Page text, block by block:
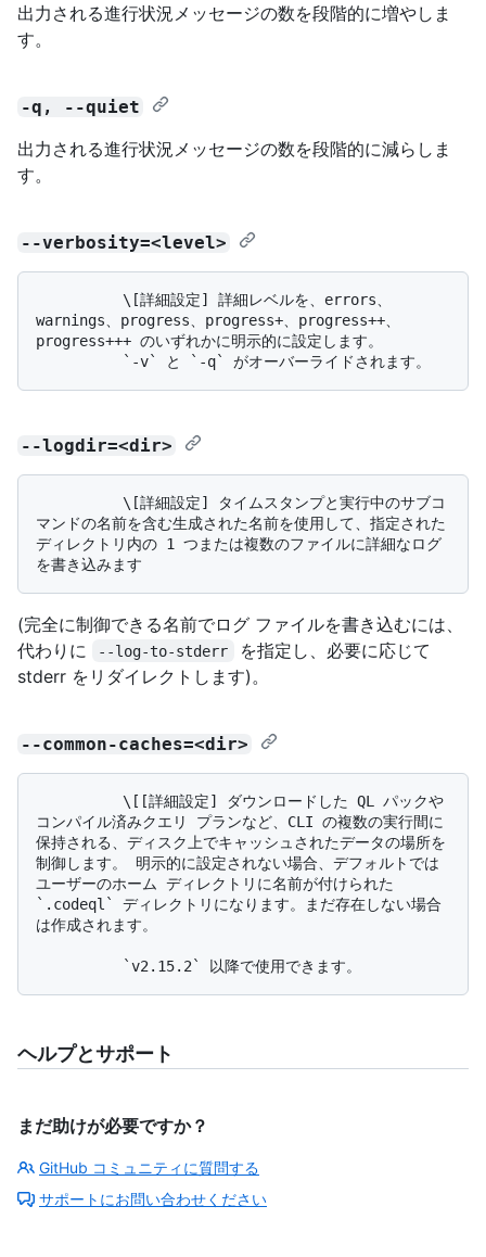
出力される進行状況メッセージの数を段階的に増やしま
す。
-q, --quiet
出力される進行状況メッセージの数を段階的に減らしま
す。
--verbosity=<level>
warnings、progress、progress+、progress++、
progress+++ のいずれかに明示的に設定します。
--logdir=<dir>
マンドの名前を含む生成された名前を使用して、指定された
ディレクトリ内の 1 つまたは複数のファイルに詳細なログ
(完全に制御できる名前でログ ファイルを書き込むには、
代わりに
--log-to-stderr
を指定し、必要に応じて
stderr をリダイレクトします)。
--common-caches=<dir>
コンパイル済みクエリ プランなど、CLI の複数の実行間に
保持される、ディスク上でキャッシュされたデータの場所を
制御します。 明示的に設定されない場合、デフォルトでは
ユーザーのホーム ディレクトリに名前が付けられた
`.codeql` ディレクトリになります。まだ存在しない場合
は作成されます。
ヘルプとサポート
まだ助けが必要ですか？
GitHub コミュニティに質問する
サポートにお問い合わせください